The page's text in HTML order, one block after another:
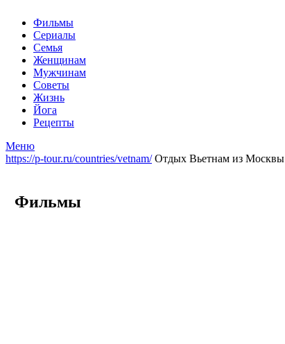
Фильмы
Сериалы
Семья
Женщинам
Мужчинам
Советы
Жизнь
Йога
Рецепты
Меню
https://p-tour.ru/countries/vetnam/Отдых Вьетнам из Москвы
Фильмы